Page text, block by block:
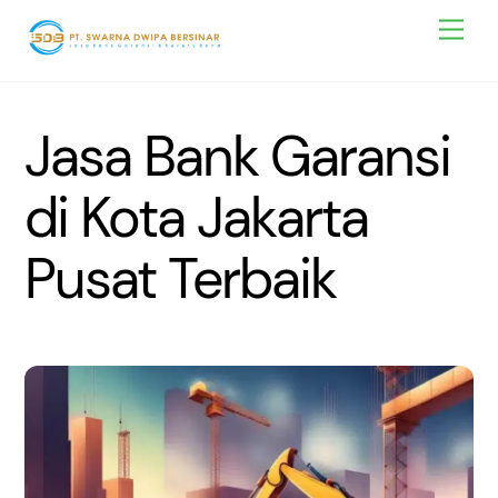
content
Jasa Bank Garansi
di Kota Jakarta
Pusat Terbaik